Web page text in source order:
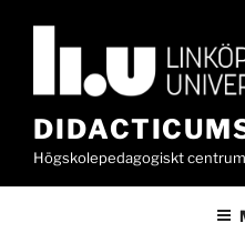
Högskolepedagogiskt centrum